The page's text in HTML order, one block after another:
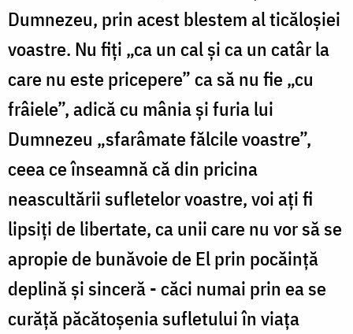
Dumnezeu, prin acest blestem al ticăloşiei
voastre. Nu fiţi „ca un cal şi ca un catâr la
care nu este pricepere” ca să nu fie „cu
frâiele”, adică cu mânia şi furia lui
Dumnezeu „sfarâmate fălcile voastre”,
ceea ce înseamnă că din pricina
neascultării sufletelor voastre, voi aţi fi
lipsiţi de libertate, ca unii care nu vor să se
apropie de bunăvoie de El prin pocăinţă
deplină şi sinceră - căci numai prin ea se
curăţă păcătoşenia sufletului în viaţa